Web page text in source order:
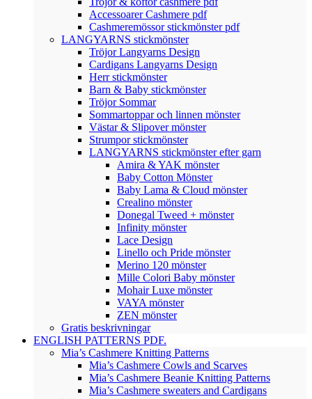
Accessoarer Cashmere pdf
Cashmeremössor stickmönster pdf
LANGYARNS stickmönster
Tröjor Langyarns Design
Cardigans Langyarns Design
Herr stickmönster
Barn & Baby stickmönster
Tröjor Sommar
Sommartoppar och linnen mönster
Västar & Slipover mönster
Strumpor stickmönster
LANGYARNS stickmönster efter garn
Amira & YAK mönster
Baby Cotton Mönster
Baby Lama & Cloud mönster
Crealino mönster
Donegal Tweed + mönster
Infinity mönster
Lace Design
Linello och Pride mönster
Merino 120 mönster
Mille Colori Baby mönster
Mohair Luxe mönster
VAYA mönster
ZEN mönster
Gratis beskrivningar
ENGLISH PATTERNS PDF.
Mia’s Cashmere Knitting Patterns
Mia’s Cashmere Cowls and Scarves
Mia’s Cashmere Beanie Knitting Patterns
Mia’s Cashmere sweaters and Cardigans